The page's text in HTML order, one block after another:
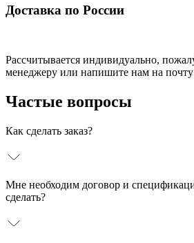
Доставка по России
Рассчитывается индивидуально,
менеджеру или напишите нам на
Частые вопросы
Как сделать заказ?
Мне необходим договор и
сделать?